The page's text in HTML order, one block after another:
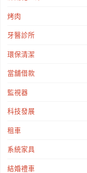
烤肉
牙醫診所
環保清潔
當舖借款
監視器
科技發展
租車
系統家具
結婚禮車